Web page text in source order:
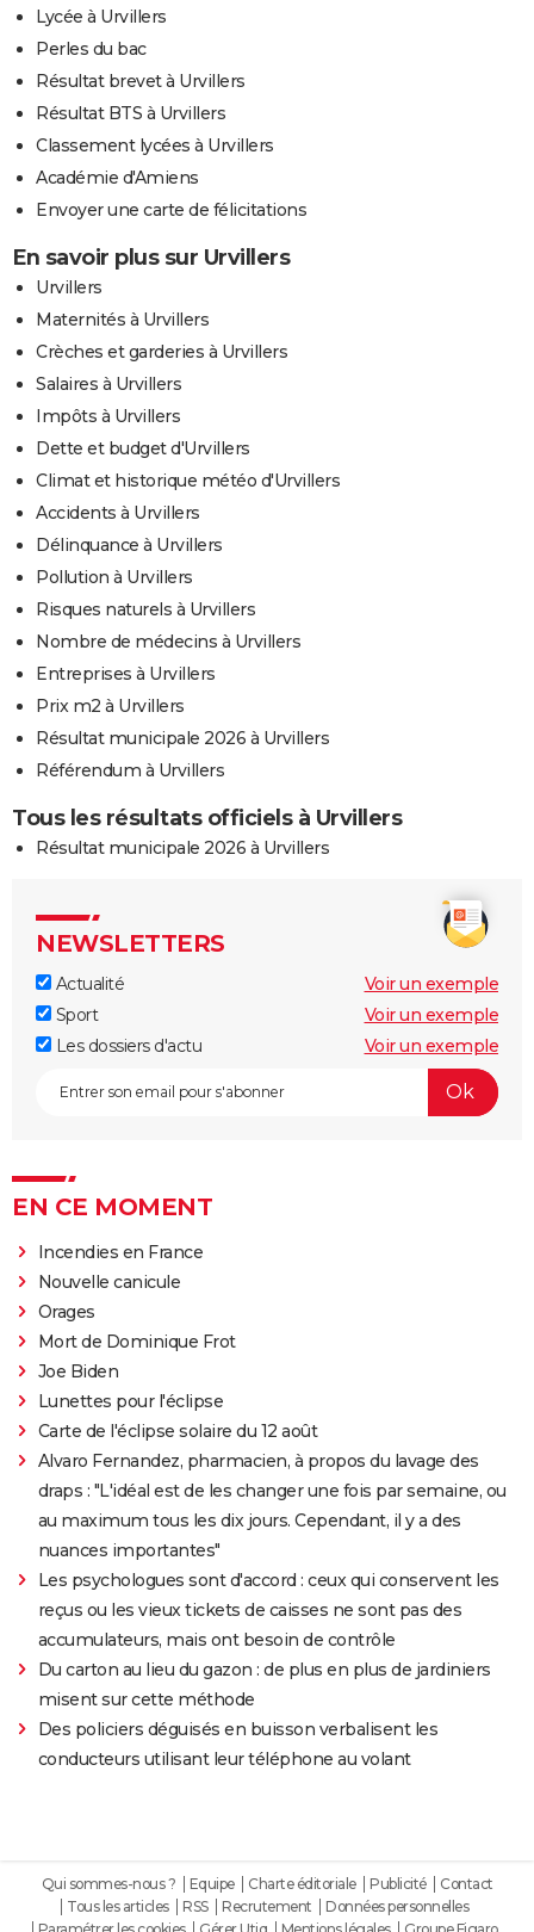
Lycée à Urvillers
Perles du bac
Résultat brevet à Urvillers
Résultat BTS à Urvillers
Classement lycées à Urvillers
Académie d'Amiens
Envoyer une carte de félicitations
En savoir plus sur Urvillers
Urvillers
Maternités à Urvillers
Crèches et garderies à Urvillers
Salaires à Urvillers
Impôts à Urvillers
Dette et budget d'Urvillers
Climat et historique météo d'Urvillers
Accidents à Urvillers
Délinquance à Urvillers
Pollution à Urvillers
Risques naturels à Urvillers
Nombre de médecins à Urvillers
Entreprises à Urvillers
Prix m2 à Urvillers
Résultat municipale 2026 à Urvillers
Référendum à Urvillers
Tous les résultats officiels à Urvillers
Résultat municipale 2026 à Urvillers
NEWSLETTERS
Actualité
Voir un exemple
Sport
Voir un exemple
Les dossiers d'actu
Voir un exemple
EN CE MOMENT
Incendies en France
Nouvelle canicule
Orages
Mort de Dominique Frot
Joe Biden
Lunettes pour l'éclipse
Carte de l'éclipse solaire du 12 août
Alvaro Fernandez, pharmacien, à propos du lavage des
draps : "L'idéal est de les changer une fois par semaine, ou
au maximum tous les dix jours. Cependant, il y a des
nuances importantes"
Les psychologues sont d'accord : ceux qui conservent les
reçus ou les vieux tickets de caisses ne sont pas des
accumulateurs, mais ont besoin de contrôle
Du carton au lieu du gazon : de plus en plus de jardiniers
misent sur cette méthode
Des policiers déguisés en buisson verbalisent les
conducteurs utilisant leur téléphone au volant
Qui sommes-nous ? Equipe Charte éditoriale Publicité
Contact
Tous les articles
RSS Recrutement
Données personnelles